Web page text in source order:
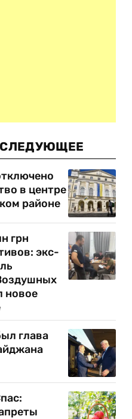
в центре
районе
грн
экс-
новое
глава